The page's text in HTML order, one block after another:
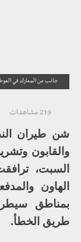
جانب من المعارك في
219 مشاهدات
شن طيران
والقابون
السبت،
الهاون
بمناطق
طريق الخطأ.